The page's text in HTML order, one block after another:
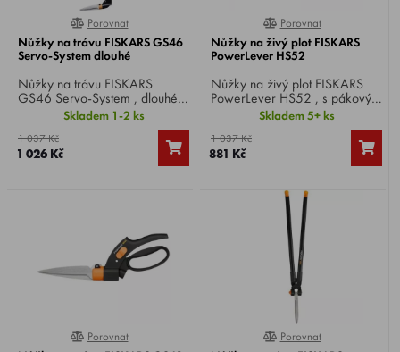
0%
Porovnat
Nůžky na trávu FISKARS GS46
Servo-System dlouhé
Nůžky na trávu FISKARS
GS46 Servo-System , dlouhé,
pro zastřihávání okrajů
trávníku, díky násadě lze
pracovat ve vzpřímené poloze
bez nutnosti ohýbání zad.
Skladem 1-2 ks
1 037 Kč
1 026 Kč
0%
Porovnat
Nůžky na živý plot FISKARS
PowerLever HS52
Nůžky na živý plot FISKARS
PowerLever HS52 , s pákovým
převodem, ideální pro
zastřihávání živých plotů a
křovin.
Skladem 5+ ks
1 037 Kč
881 Kč
0%
Porovnat 0%
Porovnat